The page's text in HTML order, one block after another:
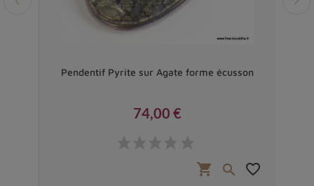
Pendentif Pyrite sur Agate forme écusson
74,00 €
shopping_cart  favorite_border